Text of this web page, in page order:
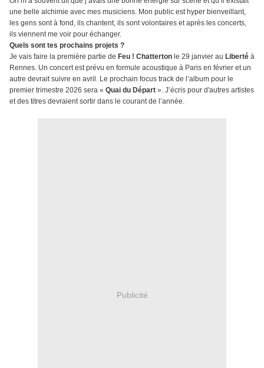
une belle alchimie avec mes musiciens. Mon public est hyper bienveillant,
les gens sont à fond, ils chantent, ils sont volontaires et après les concerts,
ils viennent me voir pour échanger.
Quels sont tes prochains projets ?
Je vais faire la première partie de Feu ! Chatterton le 29 janvier au Liberté à
Rennes. Un concert est prévu en formule acoustique à Paris en février et un
autre devrait suivre en avril. Le prochain focus track de l’album pour le
premier trimestre 2026 sera « Quai du Départ ». J’écris pour d'autres artistes
et des titres devraient sortir dans le courant de l’année.
Publicité